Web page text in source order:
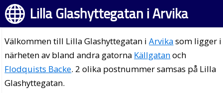
Lilla Glashyttegatan i Arvika
Välkommen till Lilla Glashyttegatan iArvikasom ligger i
närheten av bland andra gatorna Källgatanoch
Flodquists Backe. 2 olika postnummer samsas på Lilla
Glashyttegatan.